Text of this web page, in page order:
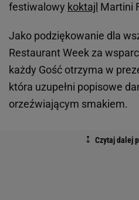
festiwalowy koktajl Martini
Jako podziękowanie dla
Restaurant Week za
każdy Gość otrzyma w
która uzupełni popisowe
orzeźwiającym smakiem.